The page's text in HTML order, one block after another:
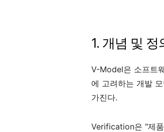
1. 개념 및 정
V-Model은 소프트
에 고려하는 개발
가진다.
Verification은 "제